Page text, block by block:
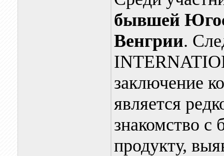
бывшей
Венгрии.
заключение
является
знакомство с
продукту,